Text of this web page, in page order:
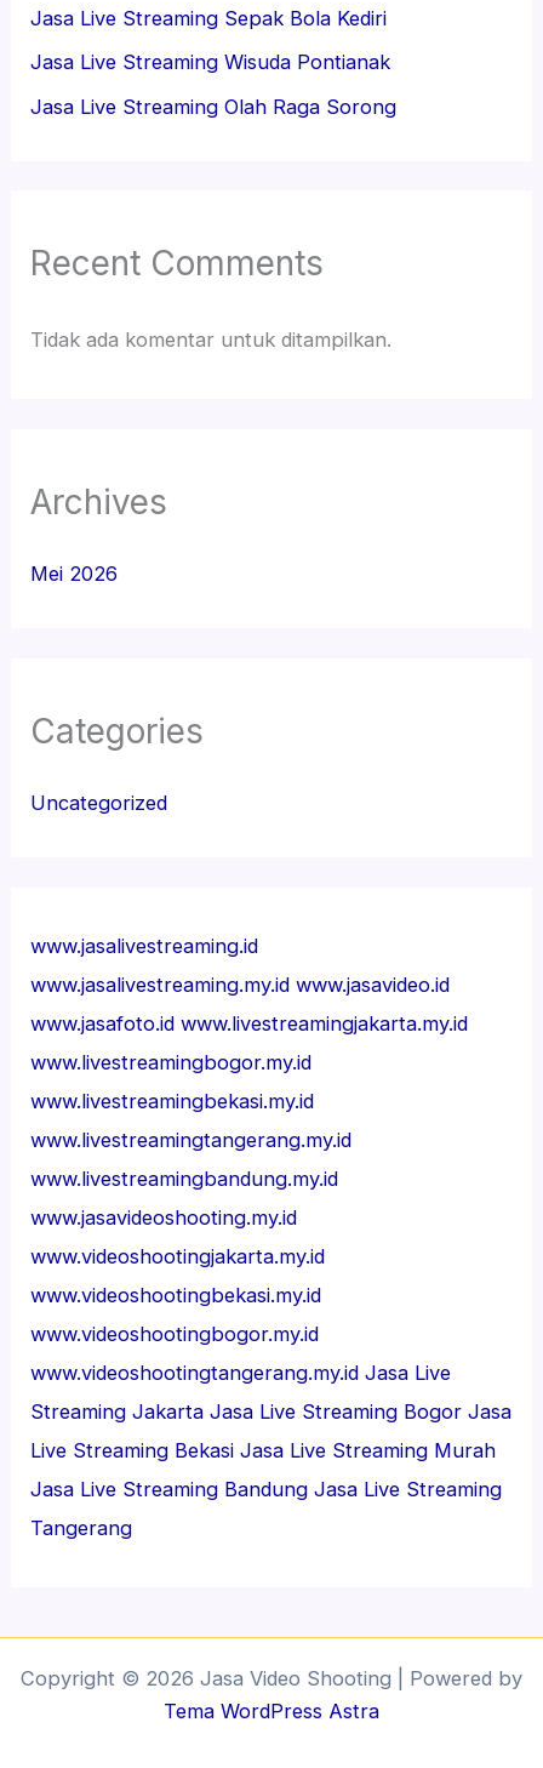
Jasa Live Streaming Sepak Bola Kediri
Jasa Live Streaming Wisuda Pontianak
Jasa Live Streaming Olah Raga Sorong
Recent Comments
Tidak ada komentar untuk ditampilkan.
Archives
Mei 2026
Categories
Uncategorized
www.jasalivestreaming.id
www.jasalivestreaming.my.id www.jasavideo.id
www.jasafoto.id www.livestreamingjakarta.my.id
www.livestreamingbogor.my.id
www.livestreamingbekasi.my.id
www.livestreamingtangerang.my.id
www.livestreamingbandung.my.id
www.jasavideoshooting.my.id
www.videoshootingjakarta.my.id
www.videoshootingbekasi.my.id
www.videoshootingbogor.my.id
www.videoshootingtangerang.my.id Jasa Live
Streaming Jakarta Jasa Live Streaming Bogor Jasa
Live Streaming Bekasi Jasa Live Streaming Murah
Jasa Live Streaming Bandung Jasa Live Streaming
Tangerang
Copyright © 2026 Jasa Video Shooting | Powered by
Tema WordPress Astra